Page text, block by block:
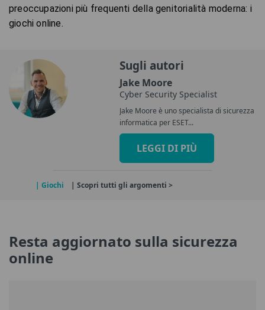
preoccupazioni più frequenti della genitorialità moderna: i
giochi online.
Sugli autori
Jake Moore
Cyber Security Specialist
Jake Moore è uno specialista di sicurezza
informatica per ESET...
LEGGI DI PIÙ
| Giochi | Scopri tutti gli argomenti >
Resta aggiornato sulla sicurezza
online